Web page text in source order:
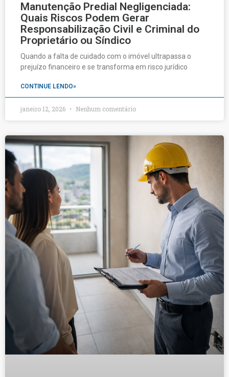
Manutenção Predial Negligenciada:
Quais Riscos Podem Gerar
Responsabilização Civil e Criminal do
Proprietário ou Síndico
Quando a falta de cuidado com o imóvel ultrapassa o
prejuízo financeiro e se transforma em risco jurídico
CONTINUE LENDO»
janeiro 12, 2026 Nenhum comentário